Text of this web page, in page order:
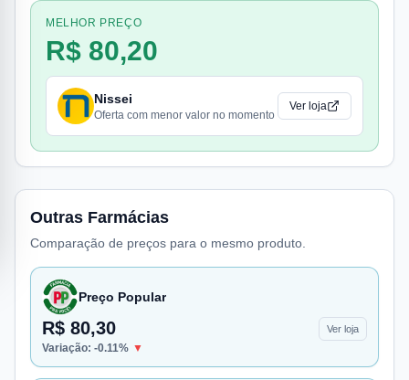
MELHOR PREÇO
R$ 80,20
Nissei
Oferta com menor valor no momento
Ver loja
Outras Farmácias
Comparação de preços para o mesmo produto.
Preço Popular
R$ 80,30 Ver loja
Variação: -0.11% ▼